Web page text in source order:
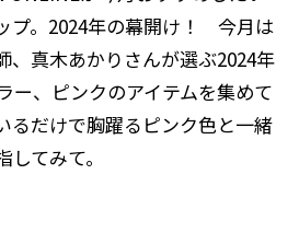
プ。2024年の幕開け！ 今月は
、真木あかりさんが選ぶ2024年
ー、ピンクのアイテムを集めて
るだけで胸躍るピンク色と一緒
てみて。